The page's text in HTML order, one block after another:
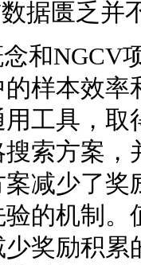
数据匮乏
和NGCV
样本效
工具，
索方案
减少了
的机制
奖励积